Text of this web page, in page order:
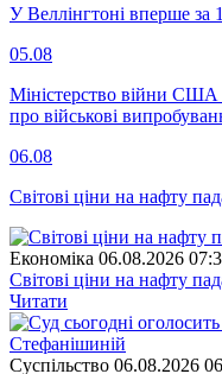
У Веллінгтоні вперше за
05.08
Міністерство війни США
про військові
06.08
Світові ціни на нафту
Економіка 06.08.2026
Світові ціни на нафту
Читати
Суспiльство 06.08.2026